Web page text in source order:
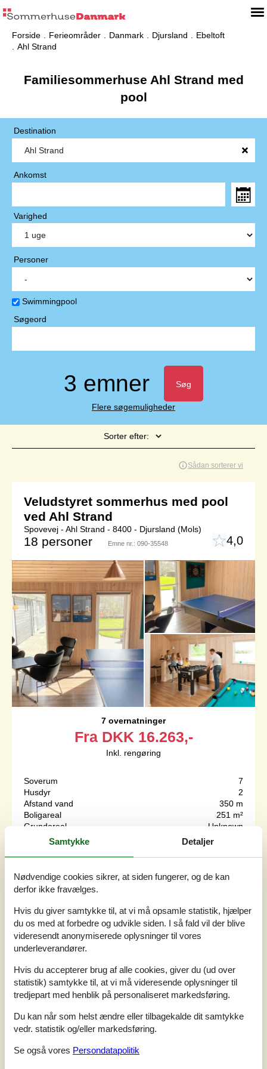
Forside Ferieområder Danmark Djursland
Ebeltoft
Ahl Strand
Familiesommerhuse Ahl Strand med
pool
Destination
Ankomst
Varighed
Personer
Swimmingpool
Søgeord
3 emner Søg
Flere søgemuligheder
Sorter efter:
Sådan sorterer vi
Veludstyret sommerhus med pool
ved Ahl Strand
Spovevej - Ahl Strand - 8400 - Djursland (Mols)
18 personer Emne nr.: 090-35548 4,0
7 overnatninger
Fra DKK 16.263,-
Inkl. rengøring
Soverum
7
Husdyr
2
Afstand vand
350 m
Boligareal
251 m²
Grundareal
Unknown
Internet
swimmingpool og aktivitetsrum der ganske enkelt rummer
alt, hvad hjertet kan begære af aktivitets-og
både stor swimmingpool, vandrutschebane, stor
indbygget spabad og sauna med plads til 4-6 personer. I
aktivitetsrummet hvor der er bar med musikanlæg, kan I
tage et spil dart, billard eller pool ved...
Tilføj til favoritter
Rummeligt sommerhus med pool
og sauna ved strand
Stillidsvej - Ahl Strand - 8400 - Djursland (Mols)
14 personer
Samtykke Detaljer
Nødvendige cookies sikrer, at siden fungerer, og de kan
derfor ikke fravælges.
Hvis du giver samtykke til, at vi må opsamle statistik, hjælper
du os med at forbedre og udvikle siden. I så fald vil der blive
videresendt anonymiserede oplysninger til vores
underleverandører.
Hvis du accepterer brug af alle cookies, giver du (ud over
statistik) samtykke til, at vi må videresende oplysninger til
tredjepart med henblik på personaliseret markedsføring.
Du kan når som helst ændre eller tilbagekalde dit samtykke
vedr. statistik og/eller markedsføring.
Se også vores Persondatapolitik